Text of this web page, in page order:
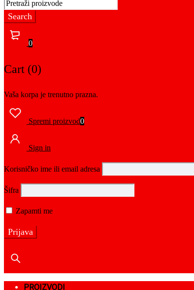
0
Cart (0)
Vaša korpa je trenutno prazna.
Spremi proizvod0
Sign in
Korisničko ime ili email adresa
Šifra
Zapamti me
PROIZVODI